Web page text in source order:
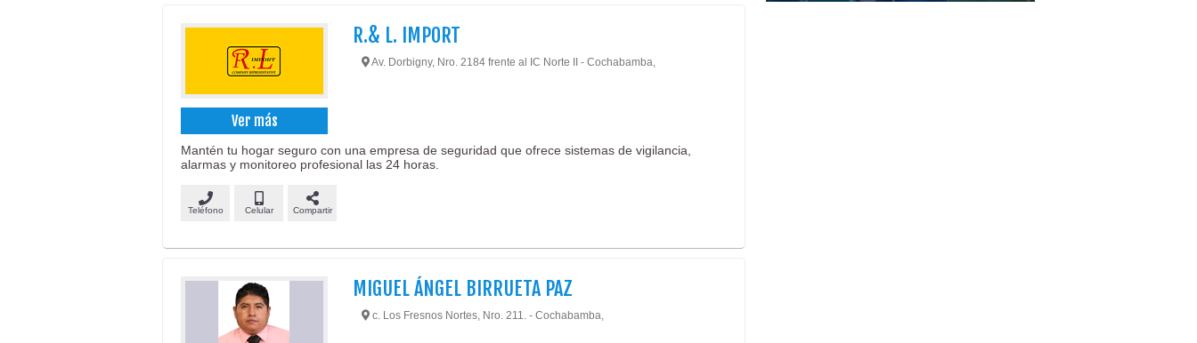
Ver más
R.& L. IMPORT
Av. Dorbigny, Nro. 2184 frente al IC Norte II - Cochabamba,
Mantén tu hogar seguro con una empresa de seguridad que ofrece sistemas de vigilancia,
alarmas y monitoreo profesional las 24 horas.
Teléfono Celular Compartir
MIGUEL ÁNGEL BIRRUETA PAZ
c. Los Fresnos Nortes, Nro. 211. - Cochabamba,